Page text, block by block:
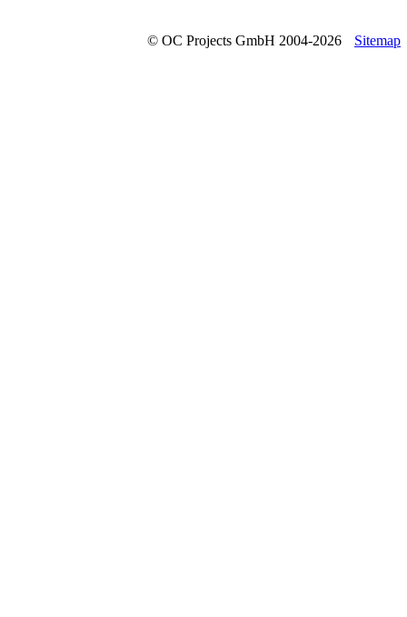
© OC Projects GmbH 2004-2026 Sitemap